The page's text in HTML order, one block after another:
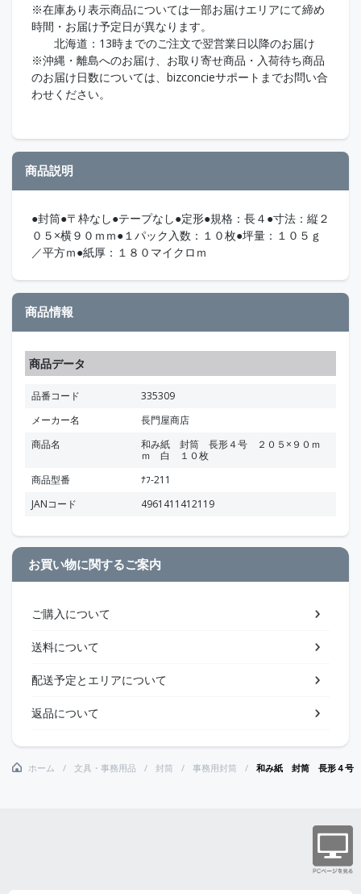
※在庫あり表示商品については一部お届けエリアにて締め
時間・お届け予定日が異なります。
北海道：13時までのご注文で翌営業日以降のお届け
※沖縄・離島へのお届け、お取り寄せ商品・入荷待ち商品
のお届け日数については、bizconcieサポートまでお問い合
わせください。
商品説明
●封筒●〒枠なし●テープなし●定形●規格：長４●寸法：縦２
０５×横９０ｍｍ●１パック入数：１０枚●坪量：１０５ｇ
／平方ｍ●紙厚：１８０マイクロｍ
商品情報
商品データ
品番コード
335309
メーカー名
長門屋商店
商品名
和み紙 封筒 長形４号 ２０５×９０ｍ
ｍ 白 １０枚
商品型番
ﾅﾌ-211
JANコード
4961411412119
お買い物に関するご案内
ご購入について
送料について
配送予定とエリアについて
返品について
ホーム 文具・事務用品 封筒 事務用封筒 和み紙 封筒 長形４号